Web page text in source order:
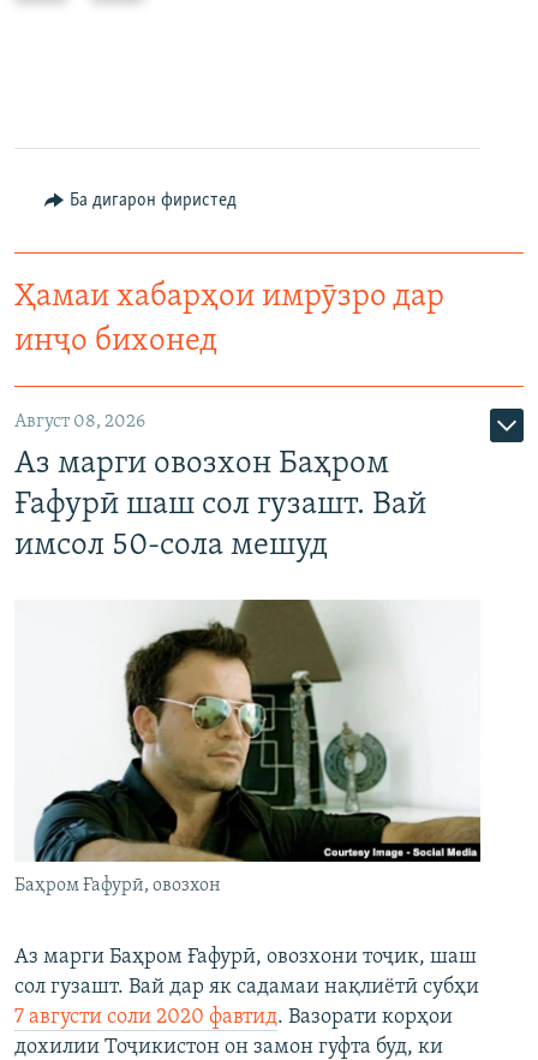
Ба дигарон фиристед
Ҳамаи хабарҳои имрӯзро дар
инҷо бихонед
Август 08, 2026
Аз марги овозхон Баҳром
Ғафурӣ шаш сол гузашт. Вай
имсол 50-сола мешуд
Баҳром Ғафурӣ, овозхон
Аз марги Баҳром Ғафурӣ, овозхони тоҷик, шаш
сол гузашт. Вай дар як садамаи нақлиётӣ субҳи
7 августи соли 2020 фавтид. Вазорати корҳои
дохилии Тоҷикистон он замон гуфта буд, ки